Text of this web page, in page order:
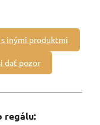
inými produktmi
dať pozor
regálu: